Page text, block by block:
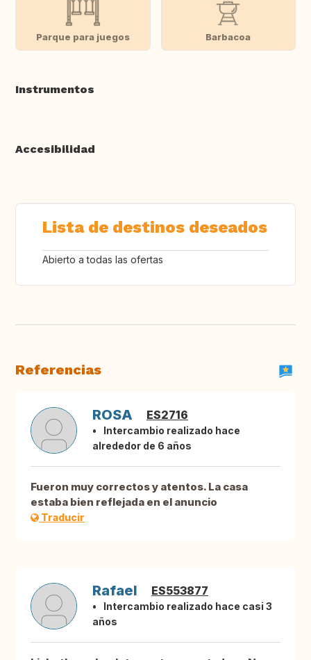
Parque para juegos Barbacoa
Instrumentos
Accesibilidad
Lista de destinos deseados
Abierto a todas las ofertas
Referencias
ROSA ES2716
Intercambio realizado hace
alrededor de 6 años
Fueron muy correctos y atentos. La casa
estaba bien reflejada en el anuncio
Traducir
Rafael ES553877
Intercambio realizado hace casi 3
años